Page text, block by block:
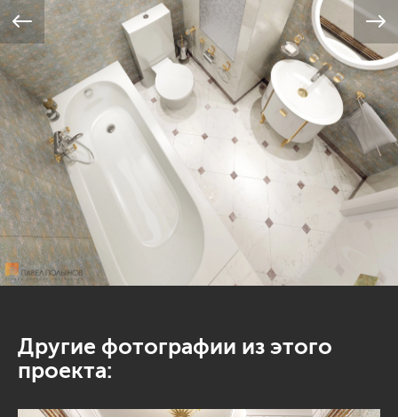
Другие фотографии из этого
проекта: